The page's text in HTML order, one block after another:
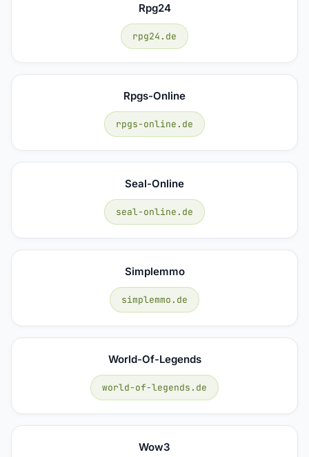
Rpg24
rpg24.de
Rpgs-Online
rpgs-online.de
Seal-Online
seal-online.de
Simplemmo
simplemmo.de
World-Of-Legends
world-of-legends.de
Wow3